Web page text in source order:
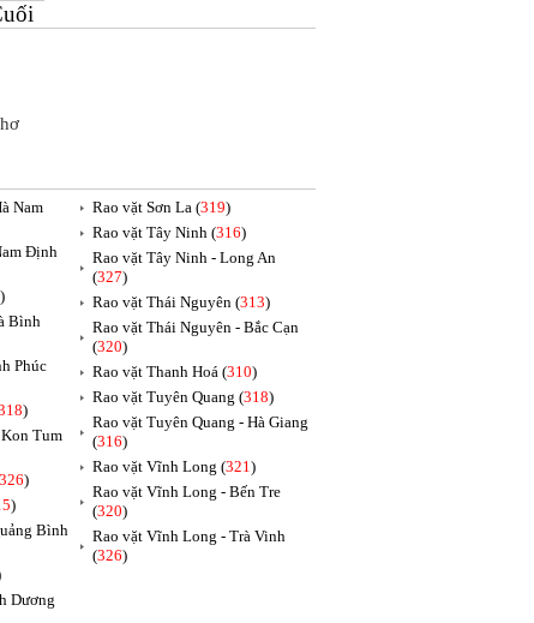
Nam
Định
)
Bình
Phúc
)
Tum
326)
)
Bình
Dương
Rao vặt Sơn La (319)
Rao vặt Tây Ninh (316)
Rao vặt Tây Ninh - Long An
(327)
Rao vặt Thái Nguyên (313)
Rao vặt Thái Nguyên - Bắc Cạn
(320)
Rao vặt Thanh Hoá (310)
Rao vặt Tuyên Quang (318)
Rao vặt Tuyên Quang - Hà Giang
(316)
Rao vặt Vĩnh Long (321)
Rao vặt Vĩnh Long - Bến Tre
(320)
Rao vặt Vĩnh Long - Trà Vinh
(326)